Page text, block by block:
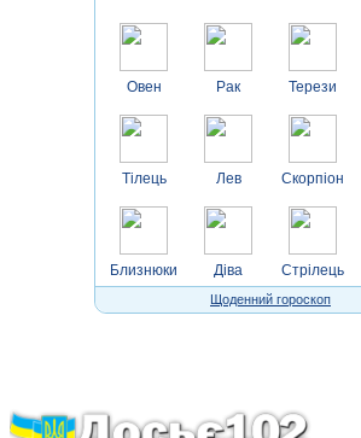
Овен
Тілець
Близнюки
Рак
Лев
Діва
Терези
Скорпіон
Стрілець
Щоденний гороскоп